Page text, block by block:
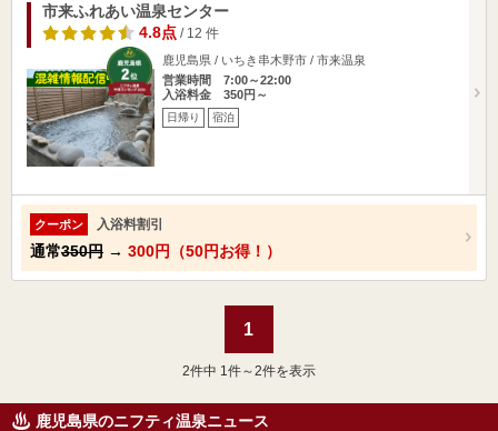
市来ふれあい温泉センター
4.8点/ 12 件
鹿児島県 / いちき串木野市 / 市来温泉
営業時間 7:00～22:00
入浴料金 350円～
日帰り 宿泊
クーポン 入浴料割引
通常350円 → 300円（50円お得！）
1
2件中 1件～2件を表示
鹿児島県のニフティ温泉ニュース